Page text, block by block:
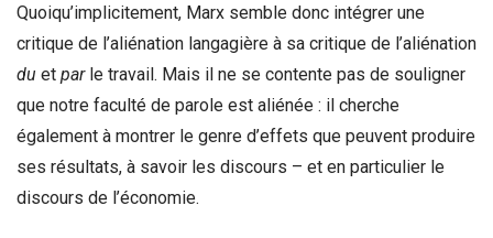
Quoiqu’implicitement, Marx semble donc intégrer une
critique de l’aliénation langagière à sa critique de l’aliénation
du et parle travail. Mais il ne se contente pas de souligner
que notre faculté de parole est aliénée : il cherche
également à montrer le genre d’effets que peuvent produire
ses résultats, à savoir les discours – et en particulier le
discours de l’économie.